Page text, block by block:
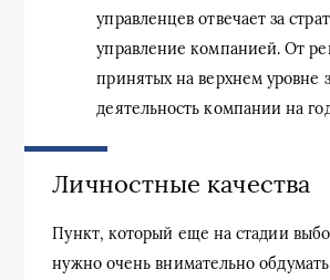
управленцев отвечает за
управление компанией. От
принятых на верхнем уровне
деятельность компании на
Личностные качества
Пункт, который еще на стадии
нужно очень внимательно